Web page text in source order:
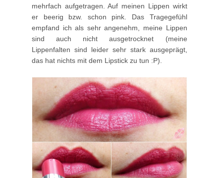
mehrfach aufgetragen. Auf meinen Lippen wirkt
er beerig bzw. schon pink. Das Tragegefühl
empfand ich als sehr angenehm, meine Lippen
sind auch nicht ausgetrocknet (meine
Lippenfalten sind leider sehr stark ausgeprägt,
das hat nichts mit dem Lipstick zu tun :P).